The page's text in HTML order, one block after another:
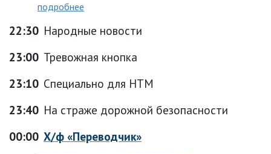
подробнее
22:30 Народные новости
23:00 Тревожная кнопка
23:10 Специально для НТМ
23:40 На страже дорожной безопасности
00:00 Х/ф «Переводчик»